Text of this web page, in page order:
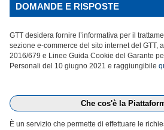
DOMANDE E RISPOSTE
GTT desidera fornire l’informativa per il
sezione e-commerce del sito internet del GTT,
2016/679 e Linee Guida Cookie del Garante
Personali del 10 giugno 2021 e raggiungibile
Che cos'è la
È un servizio che permette di effettuare le